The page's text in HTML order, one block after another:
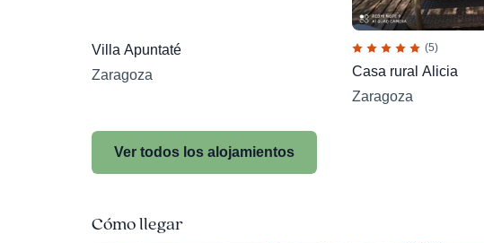
Villa Apuntaté
Zaragoza
(5)
Casa rural Alicia
Zaragoza
Ver todos los alojamientos
Cómo llegar